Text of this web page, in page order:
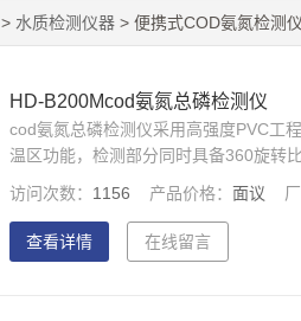
> 水质检测仪器 > 便携式COD氨氮检测仪
HD-B200Mcod氨氮总磷检测仪
cod氨氮总磷检测仪采用高强度PVC工
温区功能，检测部分同时具备360旋转
摸屏，光纤检测技术，进口光源，内置
性能稳定、测量准确、测定范围广、功
访问次数： 1156 产品价格：面议
查看详情 在线留言